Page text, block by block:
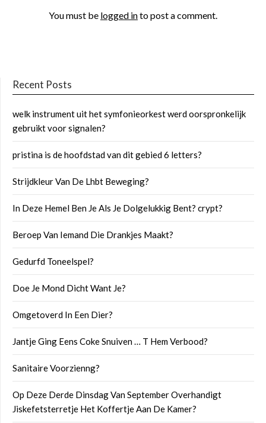
You must be logged into post a comment.
Recent Posts
welk instrument uit het symfonieorkest werd oorspronkelijk
gebruikt voor signalen?
pristina is de hoofdstad van dit gebied 6 letters?
Strijdkleur Van De Lhbt Beweging?
In Deze Hemel Ben Je Als Je Dolgelukkig Bent? crypt?
Beroep Van Iemand Die Drankjes Maakt?
Gedurfd Toneelspel?
Doe Je Mond Dicht Want Je?
Omgetoverd In Een Dier?
Jantje Ging Eens Coke Snuiven … T Hem Verbood?
Sanitaire Voorzienng?
Op Deze Derde Dinsdag Van September Overhandigt
Jiskefetsterretje Het Koffertje Aan De Kamer?